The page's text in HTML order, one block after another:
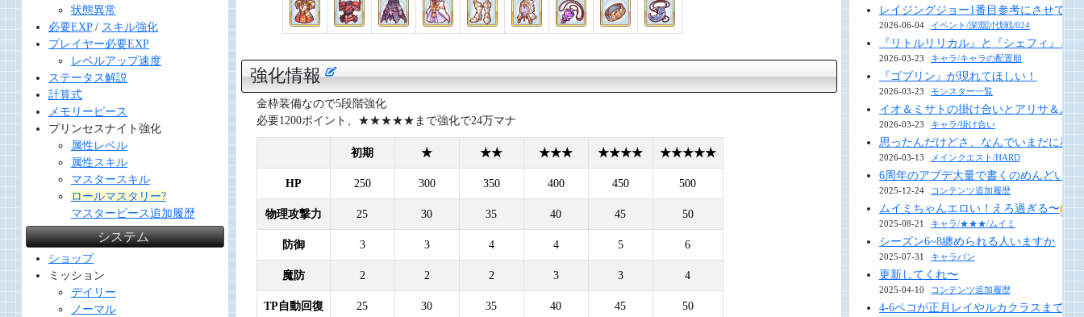
強化情報
金枠装備なので5段階強化
必要1200ポイント、★★★★★まで強化で24万マナ
初期 ★ ★★ ★★★ ★★★★ ★★★★★
HP 250 300 350 400 450 500
物理攻撃力 25 30 35 40 45 50
防御 3 3 4 4 5 6
魔防 2 2 2 3 3 4
TP自動回復 25 30 35 40 45 50
状態異常
必要EXP/ スキル強化
プレイヤー必要EXP
レベルアップ速度
ステータス解説
計算式
メモリーピース
プリンセスナイト強化
属性レベル
属性スキル
マスタースキル
ロールマスタリー?
マスターピース追加履歴
システム
ショップ
ミッション
デイリー
ノーマル
レイジングジョー1番目参考にさせてい
2026-06-04 イベント/深淵討伐戦/024
『リトルリリカル』と『シェフィ』と
2026-03-23 キャラ/キャラの配置順
『ゴブリン』が現れてほしい！
2026-03-23 モンスター一覧
イオ＆ミサトの掛け合いとアリサ＆ル
2026-03-23 キャラ/掛け合い
思ったんだけどさ、なんでいまだに星
2026-03-13 メインクエスト/HARD
6周年のアプデ大量で書くのめんどい 今
2025-12-24 コンテンツ追加履歴
ムイミちゃんエロい！えろ過ぎる〜
2025-08-21 キャラ/★★★/ムイミ
シーズン6~8纏められる人いますか
2025-07-31 キャラバン
更新してくれ〜
2025-04-10 コンテンツ追加履歴
4-6ペコが正月レイやルカクラスまでワ